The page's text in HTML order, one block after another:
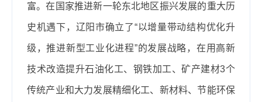
富。在国家推进新一轮东北地区振兴发展的重大历
史机遇下，辽阳市确立了“以增量带动结构优化升
级，推进新型工业化进程”的发展战略，在用高新
技术改造提升石油化工、钢铁加工、矿产建材3个
传统产业和大力发展精细化工、新材料、节能环保